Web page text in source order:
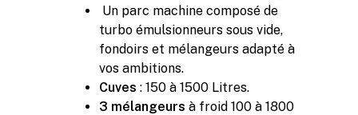
Un parc machine composé de
turbo émulsionneurs sous vide,
fondoirs et mélangeurs adapté à
vos ambitions.
Cuves : 150 à 1500 Litres.
3 mélangeurs à froid 100 à 1800